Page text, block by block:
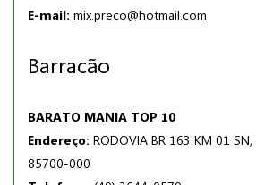
E-mail: mix.preco@hotmail.com
Barracão
BARATO MANIA TOP 10
Endereço: RODOVIA BR 163 KM 01
85700-000